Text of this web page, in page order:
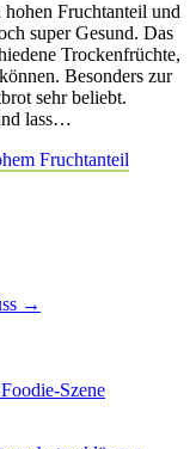
hohen Fruchtanteil und
super Gesund. Das
Trockenfrüchte,
Besonders zur
sehr beliebt.
lass…
Fruchtanteil
→